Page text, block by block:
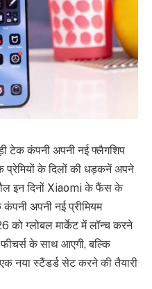
टेक कंपनी अपनी नई फ्लैगशिप
प्रेमियों के दिलों की धड़कनें अपने
इन दिनों Xiaomi के फैंस के
अपनी नई प्रीमियम
को ग्लोबल मार्केट में लॉन्च करने
फीचर्स के साथ आएगी, बल्कि
नया स्टैंडर्ड सेट करने की तैयारी